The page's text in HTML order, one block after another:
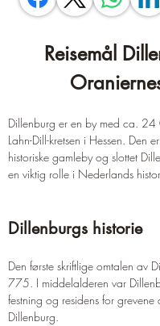
Reisemål
Dillenburg er en by med ca.
Lahn-Dill-kretsen i Hessen. Den
historiske gamleby og slottet
en viktig rolle i Nederlands
Dillenburgs historie
Den første skriftlige omtalen av
775. I middelalderen var
festning og residens for grevene
Dillenburg.